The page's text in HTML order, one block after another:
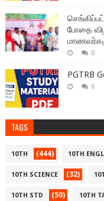
போதை
0
PGTRB
0
TAGS
10TH (444) 10TH
10TH SCIENCE (32)
10TH STD (50) 10TH